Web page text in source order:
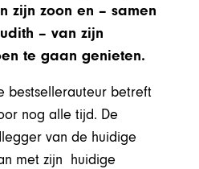
zijn zoon en – samen
– van zijn
te gaan genieten.
bestsellerauteur betreft
nog alle tijd. De
van de huidige
met zijn huidige